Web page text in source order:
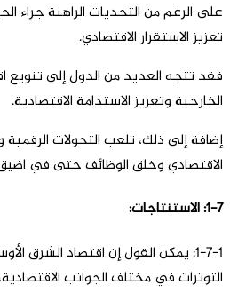
على الرغم من التحديات الراهنة
تعزيز الاستقرار الاقتصادي.
فقد تتجه العديد من الدول إلى تنويع
الخارجية وتعزيز الاستدامة الاقتصادية.
إضافة إلى ذلك، تلعب التحولات
الاقتصادي وخلق الوظائف حتى في
1-7: الاستنتاجات:
1-7-1: يمكن القول إن اقتصاد الشرق الأوسط يتأثر بشكل كبير بالتوترات الأمنية التي تشهدها
التوترات في مختلف الجوانب